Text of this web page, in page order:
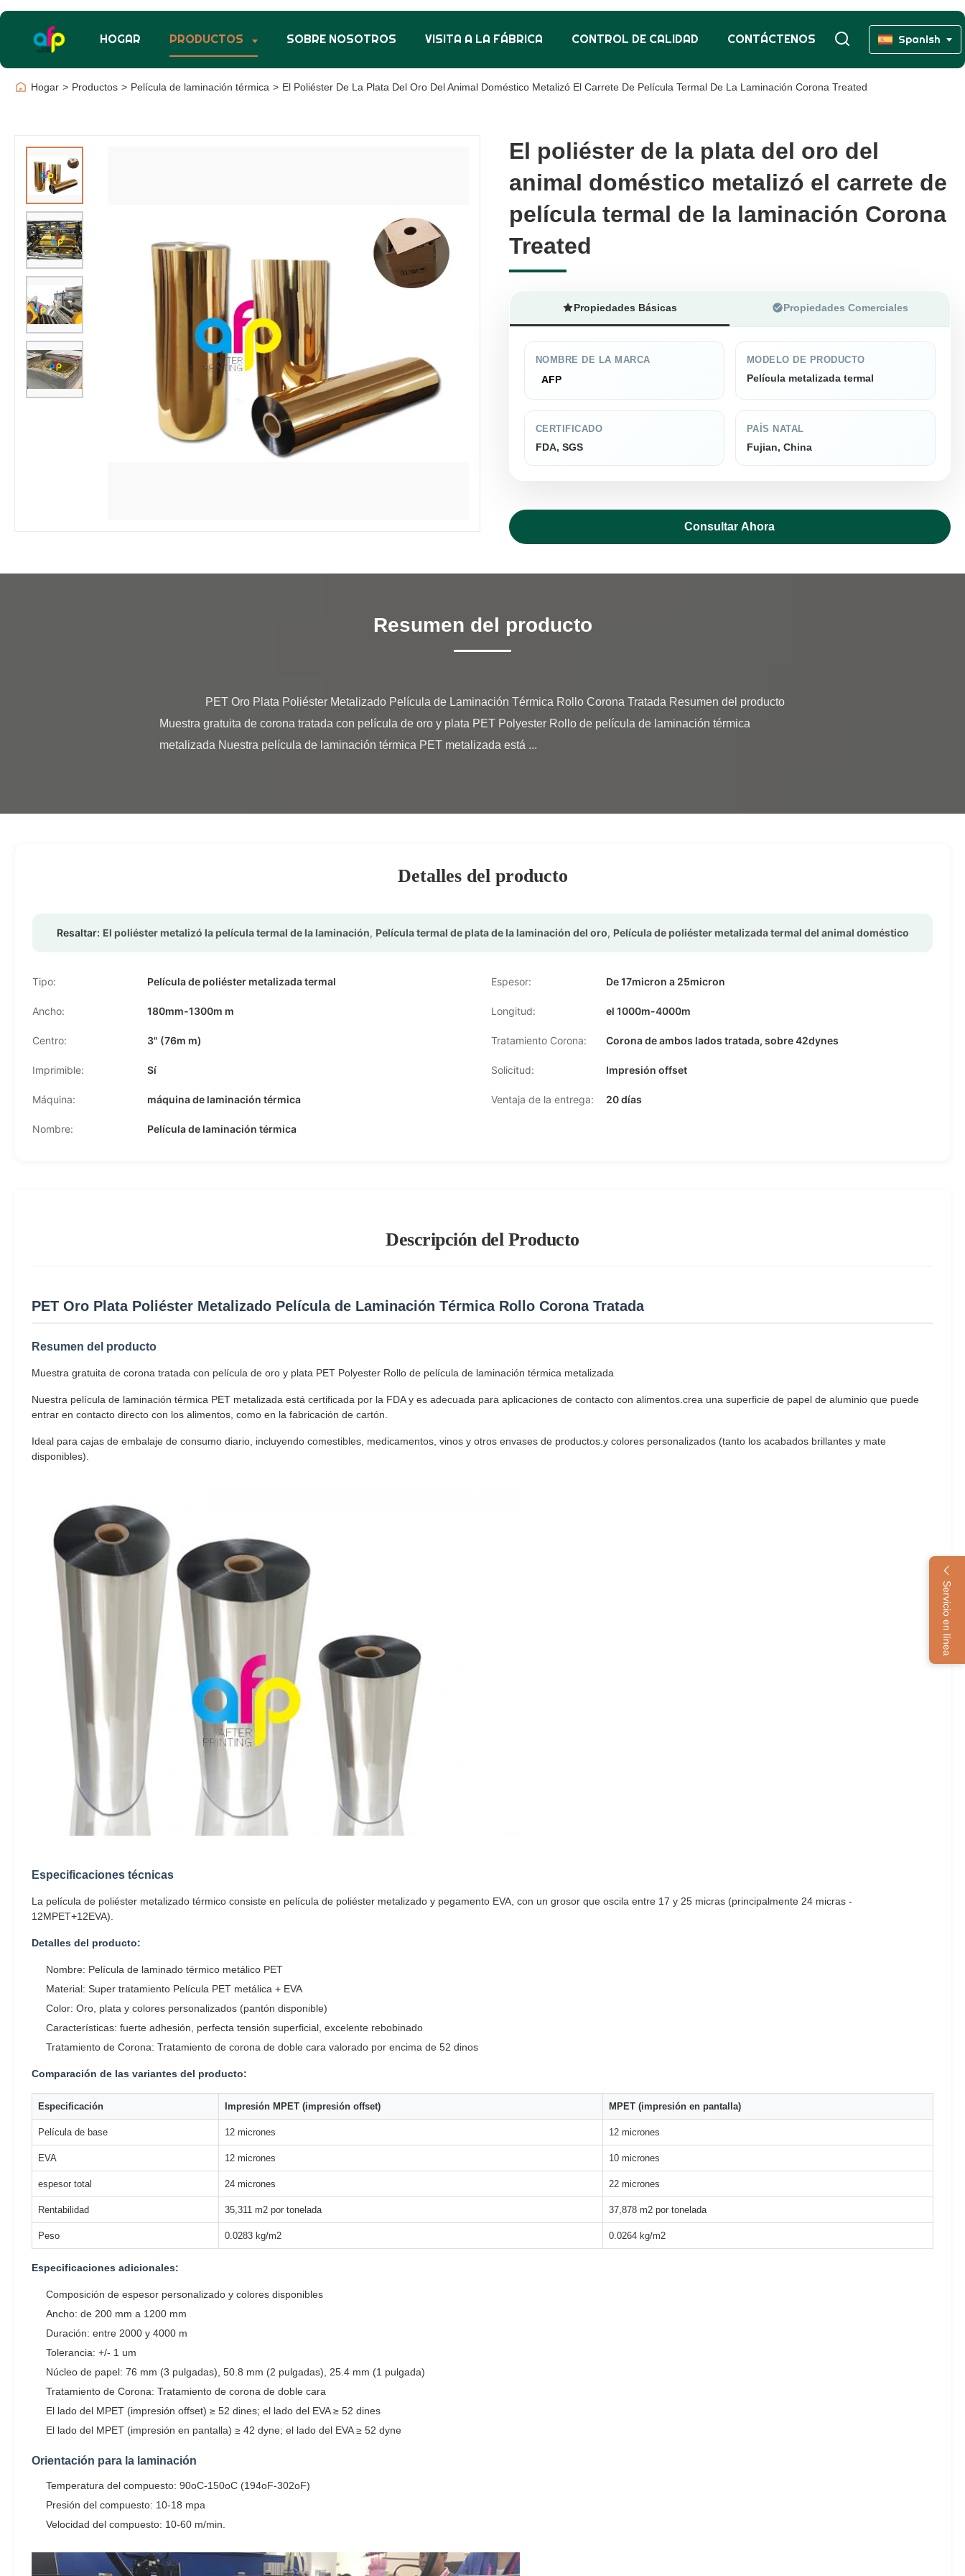
HOGAR PRODUCTOS SOBRE NOSOTROS VISITA A LA FÁBRICA CONTROL DE CALIDAD CONTÁCTENOS Spanish
Servicio en línea
Hogar > Productos > Película de laminación térmica > El Poliéster De La Plata Del Oro Del Animal Doméstico Metalizó El Carrete De Película Termal De La Laminación Corona Treated
El poliéster de la plata del oro del
animal doméstico metalizó el carrete de
película termal de la laminación Corona
Treated
El poliéster de la plata del oro del
animal doméstico metalizó el carrete de
película termal de la laminación Corona
Treated
Propiedades Básicas Propiedades Comerciales
NOMBRE DE LA MARCA
AFP
MODELO DE PRODUCTO
Película metalizada termal
CERTIFICADO
FDA, SGS
PAÍS NATAL
Fujian, China
Consultar Ahora
Resumen del producto
Muestra gratuita de corona tratada con película de oro y plata PET Polyester Rollo de película de laminación térmica
metalizada Nuestra película de laminación térmica PET metalizada está ...
Detalles del producto
Resaltar: El poliéster metalizó la película termal de la laminación, Película termal de plata de la laminación del oro, Película de poliéster metalizada termal del animal doméstico
Tipo: Película de poliéster metalizada termal Espesor: De 17micron a 25micron
Ancho: 180mm-1300m m Longitud: el 1000m-4000m
Centro: 3" (76m m) Tratamiento Corona: Corona de ambos lados tratada, sobre 42dynes
Imprimible: Sí Solicitud: Impresión offset
Máquina: máquina de laminación térmica Ventaja de la entrega: 20 días
Nombre: Película de laminación térmica
Descripción del Producto
PET Oro Plata Poliéster Metalizado Película de Laminación Térmica Rollo Corona Tratada
Resumen del producto
Muestra gratuita de corona tratada con película de oro y plata PET Polyester Rollo de película de laminación térmica metalizada
Nuestra película de laminación térmica PET metalizada está certificada por la FDA y es adecuada para aplicaciones de contacto con alimentos.crea una superficie de papel de aluminio que puede
entrar en contacto directo con los alimentos, como en la fabricación de cartón.
Ideal para cajas de embalaje de consumo diario, incluyendo comestibles, medicamentos, vinos y otros envases de productos.y colores personalizados (tanto los acabados brillantes y mate
disponibles).
Especificaciones técnicas
La película de poliéster metalizado térmico consiste en película de poliéster metalizado y pegamento EVA, con un grosor que oscila entre 17 y 25 micras (principalmente 24 micras -
12MPET+12EVA).
Detalles del producto:
Nombre: Película de laminado térmico metálico PET
Material: Super tratamiento Película PET metálica + EVA
Color: Oro, plata y colores personalizados (pantón disponible)
Características: fuerte adhesión, perfecta tensión superficial, excelente rebobinado
Tratamiento de Corona: Tratamiento de corona de doble cara valorado por encima de 52 dinos
Comparación de las variantes del producto:
Especificación Impresión MPET (impresión offset) MPET (impresión en pantalla)
Película de base 12 micrones 12 micrones
EVA 12 micrones 10 micrones
espesor total 24 micrones 22 micrones
Rentabilidad 35,311 m2 por tonelada 37,878 m2 por tonelada
Peso 0.0283 kg/m2 0.0264 kg/m2
Especificaciones adicionales:
Composición de espesor personalizado y colores disponibles
Ancho: de 200 mm a 1200 mm
Duración: entre 2000 y 4000 m
Tolerancia: +/- 1 um
Núcleo de papel: 76 mm (3 pulgadas), 50.8 mm (2 pulgadas), 25.4 mm (1 pulgada)
Tratamiento de Corona: Tratamiento de corona de doble cara
El lado del MPET (impresión offset) ≥ 52 dines; el lado del EVA ≥ 52 dines
El lado del MPET (impresión en pantalla) ≥ 42 dyne; el lado del EVA ≥ 52 dyne
Orientación para la laminación
Temperatura del compuesto: 90oC-150oC (194oF-302oF)
Presión del compuesto: 10-18 mpa
Velocidad del compuesto: 10-60 m/min.